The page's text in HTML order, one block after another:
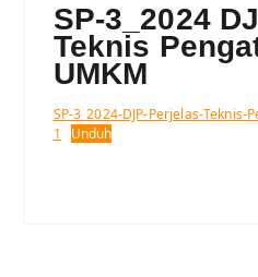
SP-3_2024
Teknis
UMKM
SP-3_2024-DJP-Perjelas-
1
Unduh